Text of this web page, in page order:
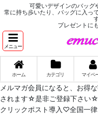
可愛いデザインのバッグ
常に持ち歩いたり、バッグに入っ
プレゼントに
メニュー
ホーム カテゴリ マイペ
メルマガ会員になると、お得
されます☆是非ご登録下さい☆
クリックポスト導入♡全国一